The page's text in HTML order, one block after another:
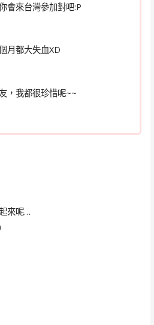
會來台灣參加對吧:P
月都大失血XD
，我都很珍惜呢~~
來呢…